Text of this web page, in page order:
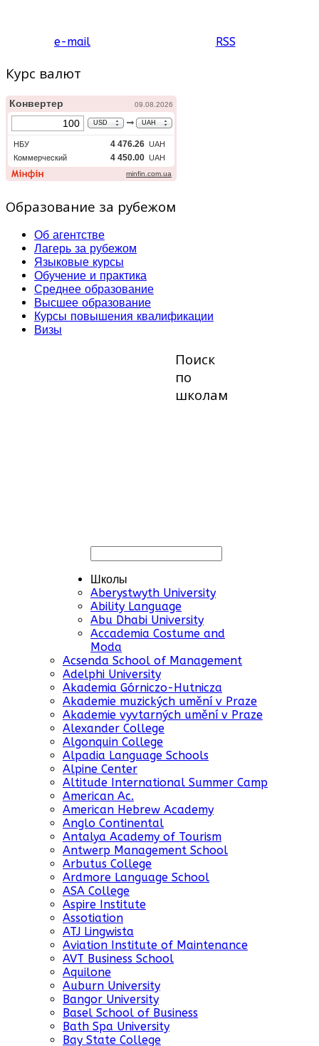
e-mail RSS
Курс валют
Образование за рубежом
Об агентстве
Лагерь за рубежом
Языковые курсы
Обучение и практика
Среднее образование
Высшее образование
Курсы повышения квалификации
Визы
Поиск
по
школам
Школы
Aberystwyth University
Ability Language
Abu Dhabi University
Accademia Costume and
Moda
Acsenda School of Management
Adelphi University
Akademia Górniczo-Hutnicza
Akademie muzických umění v Praze
Akademie vyvtarných umění v Praze
Alexander College
Algonquin College
Alpadia Language Schools
Alpine Center
Altitude International Summer Camp
American Ac.
American Hebrew Academy
Anglo Continental
Antalya Academy of Tourism
Antwerp Management School
Arbutus College
Ardmore Language School
ASA College
Aspire Institute
Assotiation
ATJ Lingwista
Aviation Institute of Maintenance
AVT Business School
Aquilone
Auburn University
Bangor University
Basel School of Business
Bath Spa University
Bay State College